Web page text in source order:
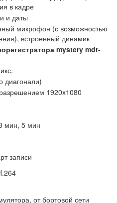
в кадре
и даты
микрофон (с возможностью
встроенный динамик
mystery mdr-
диагонали)
1920x1080
мин, 5 мин
записи
от бортовой сети